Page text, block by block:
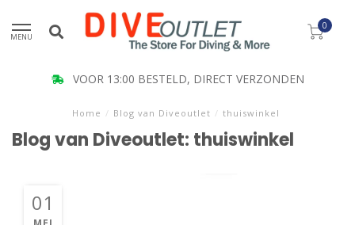
MENU
0
VOOR 13:00 BESTELD, DIRECT VERZONDEN
Home / Blog van Diveoutlet / thuiswinkel
Blog van Diveoutlet: thuiswinkel
01